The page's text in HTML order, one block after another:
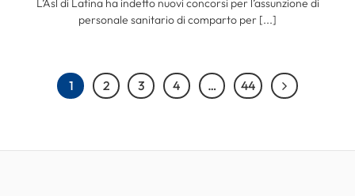
L’Asl di Latina ha indetto nuovi concorsi per l’assunzione di
personale sanitario di comparto per [...]
1 2 3 4 … 44